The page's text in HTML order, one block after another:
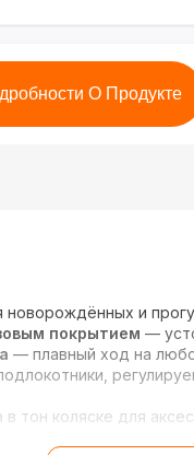
О Продукте
и
покрытием —
— плавный ход на
тон коляске для